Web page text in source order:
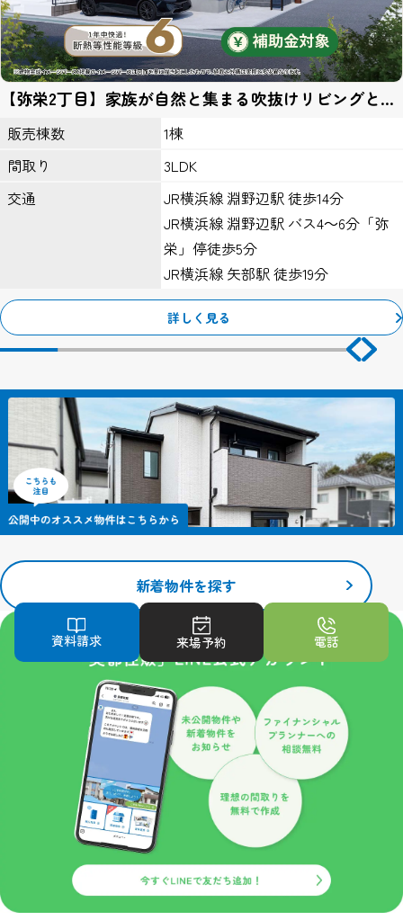
４、当サイトに個人情報の収集にあたり掲示された規約等により、
特段の定めがあるとき。
第三者とのリンク
当サイトの第三者とのリンクにおいて、リンク先サイト内において
ません。
ＩＰアドレスについて
当サイトのアクセスログよりお客様のIPアドレスを以下の理由のた
め利用する場合があります。
ただし個人でドメインを取得し、そのWebサーバーの設置場所から
アクセスされている等の特殊な場合を除き、IPアドレスから個人が
特定できることはありません。
１、Webサーバーで発生した問題を突き止めるため。
２、Webサイトの管理のため。
クッキー（Cookie）について
ッキーを使用する場合があります。
クッキーとは、お客様がWebサイトを訪れた際に、お客様のコンピ
ューター内に記録される小さな情報（テキストファイル）のこと
で、主にシステムが個々のユーザーを認識するために使用していま
す。
これにより一度入力いただいた情報を次回より再度入力していただ
く手間が省けます。
れません。
当サイトで利用するクッキーの情報は、当サイトのサービスを利用
する以外にはまったく意味のない情報です。
こうしたクッキーを利用した情報収集が不本意でしたら、ご使用の
ブラウザでクッキーの受け入れを拒否する設定をすることも可能で
す。
ただし、クッキーを受け入れない設定にすると、当サイトのいくつ
かのサービス・機能が正しく作動しない場合もありますので、ご了
安全管理措置
取得した個人情報について、漏えい、滅失又はき損の防止等、その
管理のために必要かつ適切な安全管理措置を講じます。また、取得
した個人情報を取り扱う従業者や委託先（再委託先を含みます）に
対して、必要かつ適切な監督を行います。
プライバシーポリシーの改定について
当サイトにおけるプライバシーポリシーの改定につきましては、個
【弥栄2丁目】家族が自然と集まる吹抜けリビングと、
販売棟数
1棟
間取り
3LDK
交通
JR横浜線 淵野辺駅 徒歩14分
JR横浜線 淵野辺駅 バス4～6分「弥
栄」停徒歩5分
JR横浜線 矢部駅 徒歩19分
詳しく見る
新着物件を探す
資料請求 来場予約 電話